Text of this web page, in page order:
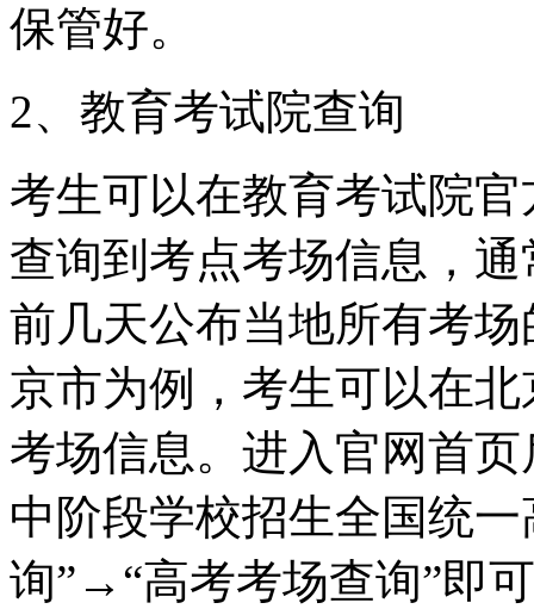
保管好。
2、教育考试院查询
考生可以在教育考试院
查询到考点考场信息，
前几天公布当地所有考
京市为例，考生可以在
考场信息。进入官网首
中阶段学校招生全国统
询”→“高考考场查询”即